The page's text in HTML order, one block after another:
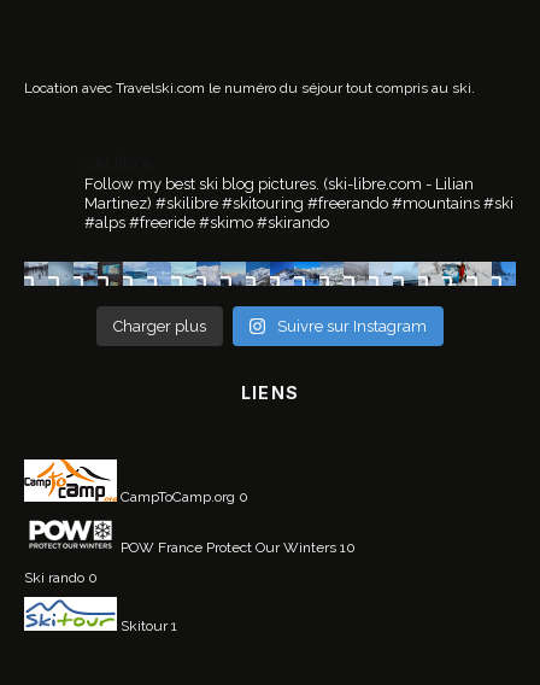
Location avec Travelski.com le numéro du séjour tout compris au ski.
Follow my best ski blog pictures. (ski-libre.com - Lilian
Martinez) #skilibre #skitouring #freerando #mountains #ski
#alps #freeride #skimo #skirando
Charger plus Suivre sur Instagram
LIENS
CampToCamp.org 0
POW France Protect Our Winters 10
Ski rando 0
Skitour1